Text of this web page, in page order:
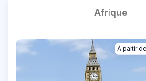
Afrique
À partir
À partir
À partir
À partir
À partir
À partir